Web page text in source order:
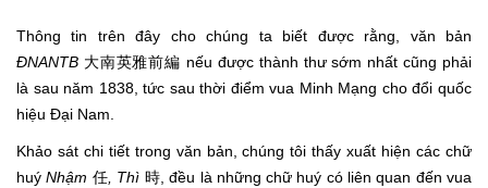
Thông tin trên đây cho chúng ta biết được rằng, văn bản
ĐNANTB 大南英雅前編 nếu được thành thư sớm nhất cũng phải
là sau năm 1838, tức sau thời điểm vua Minh Mạng cho đổi quốc
hiệu Đại Nam.
Khảo sát chi tiết trong văn bản, chúng tôi thấy xuất hiện các chữ
huýNhậm 任, Thì 時, đều là những chữ huý có liên quan đến vua